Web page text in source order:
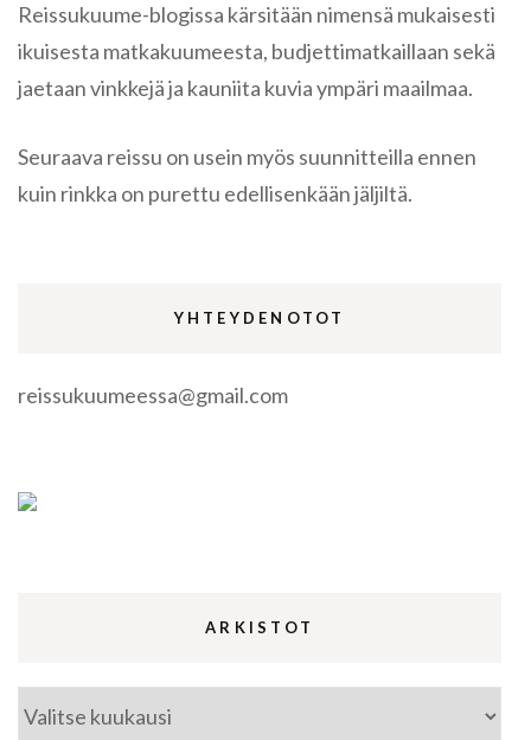
Reissukuume-blogissa kärsitään nimensä mukaisesti
ikuisesta matkakuumeesta, budjettimatkaillaan sekä
jaetaan vinkkejä ja kauniita kuvia ympäri maailmaa.
Seuraava reissu on usein myös suunnitteilla ennen
kuin rinkka on purettu edellisenkään jäljiltä.
YHTEYDENOTOT
reissukuumeessa@gmail.com
ARKISTOT
Arkistot